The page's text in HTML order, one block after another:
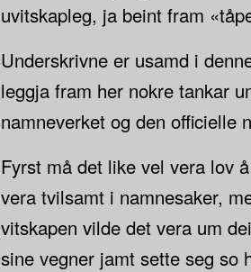
uvitskapleg, ja beint fram
Underskrivne er usamd i
leggja fram her nokre tankar
namneverket og den officielle
Fyrst må det like vel vera lov
vera tvilsamt i namnesaker,
vitskapen vilde det vera um
sine vegner jamt sette seg so